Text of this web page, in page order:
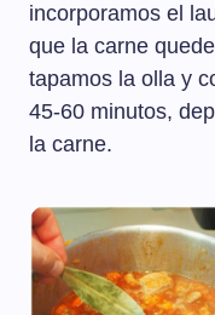
incorporamos el
que la carne
tapamos la olla y
45-60 minutos,
la carne.